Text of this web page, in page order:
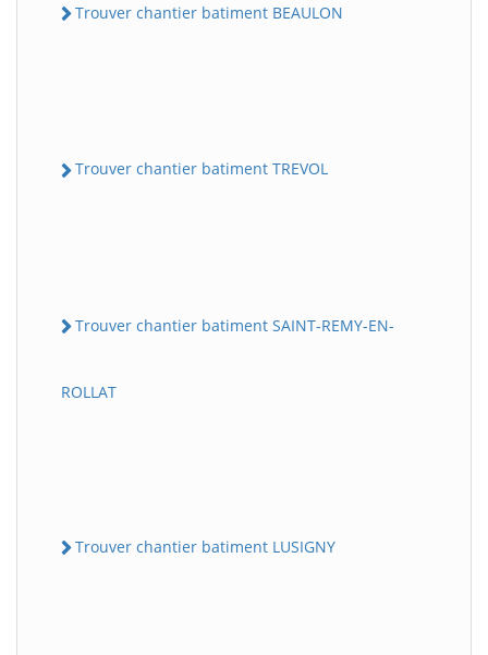
Trouver chantier batiment BEAULON
Trouver chantier batiment TREVOL
Trouver chantier batiment SAINT-REMY-EN-
ROLLAT
Trouver chantier batiment LUSIGNY